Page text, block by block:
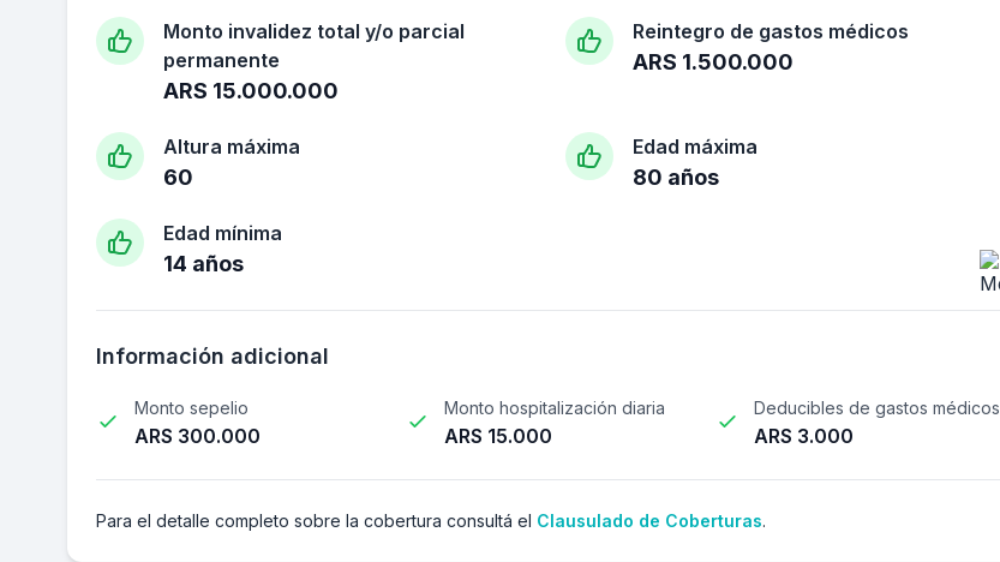
Monto invalidez total y/o parcial
permanente
ARS 15.000.000
Reintegro de gastos médicos
ARS 1.500.000
Altura máxima
60
Edad máxima
80 años
Edad mínima
14 años
Información adicional
Monto sepelio
ARS 300.000
Monto hospitalización diaria
ARS 15.000
Deducibles de gastos médicos
ARS 3.000
Para el detalle completo sobre la cobertura consultá el Clausulado de Coberturas.